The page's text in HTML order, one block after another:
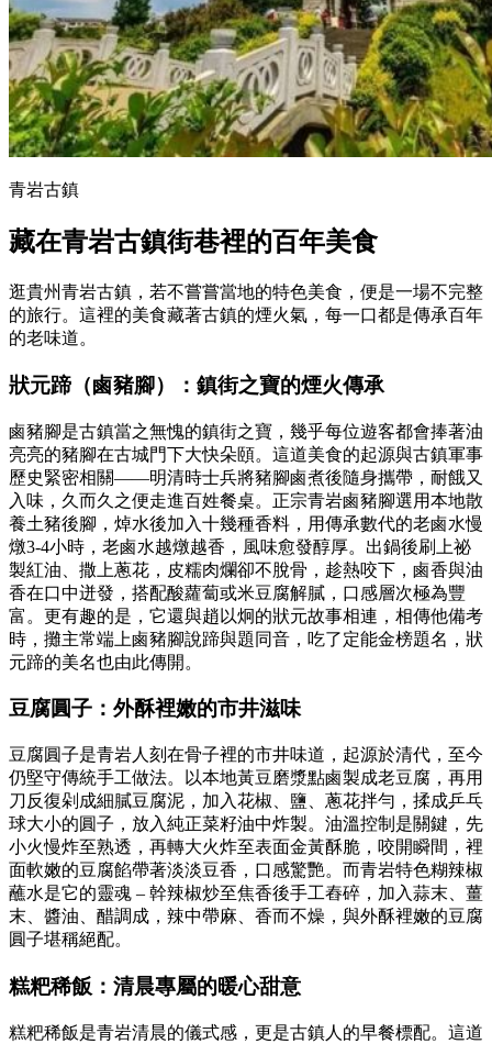
青岩古鎮
藏在青岩古鎮街巷裡的百年美食
逛貴州青岩古鎮，若不嘗嘗當地的特色美食，便是一場不完整
的旅行。這裡的美食藏著古鎮的煙火氣，每一口都是傳承百年
的老味道。
狀元蹄（鹵豬腳）：鎮街之寶的煙火傳承
鹵豬腳是古鎮當之無愧的鎮街之寶，幾乎每位遊客都會捧著油
亮亮的豬腳在古城門下大快朵頤。這道美食的起源與古鎮軍事
歷史緊密相關——明清時士兵將豬腳鹵煮後隨身攜帶，耐餓又
入味，久而久之便走進百姓餐桌。正宗青岩鹵豬腳選用本地散
養土豬後腳，焯水後加入十幾種香料，用傳承數代的老鹵水慢
燉3-4小時，老鹵水越燉越香，風味愈發醇厚。出鍋後刷上祕
製紅油、撒上蔥花，皮糯肉爛卻不脫骨，趁熱咬下，鹵香與油
香在口中迸發，搭配酸蘿蔔或米豆腐解膩，口感層次極為豐
富。更有趣的是，它還與趙以炯的狀元故事相連，相傳他備考
時，攤主常端上鹵豬腳說蹄與題同音，吃了定能金榜題名，狀
元蹄的美名也由此傳開。
豆腐圓子：外酥裡嫩的市井滋味
豆腐圓子是青岩人刻在骨子裡的市井味道，起源於清代，至今
仍堅守傳統手工做法。以本地黃豆磨漿點鹵製成老豆腐，再用
刀反復剁成細膩豆腐泥，加入花椒、鹽、蔥花拌勻，揉成乒乓
球大小的圓子，放入純正菜籽油中炸製。油溫控制是關鍵，先
小火慢炸至熟透，再轉大火炸至表面金黃酥脆，咬開瞬間，裡
面軟嫩的豆腐餡帶著淡淡豆香，口感驚艷。而青岩特色糊辣椒
蘸水是它的靈魂 – 幹辣椒炒至焦香後手工舂碎，加入蒜末、薑
末、醬油、醋調成，辣中帶麻、香而不燥，與外酥裡嫩的豆腐
圓子堪稱絕配。
糕粑稀飯：清晨專屬的暖心甜意
糕粑稀飯是青岩清晨的儀式感，更是古鎮人的早餐標配。這道